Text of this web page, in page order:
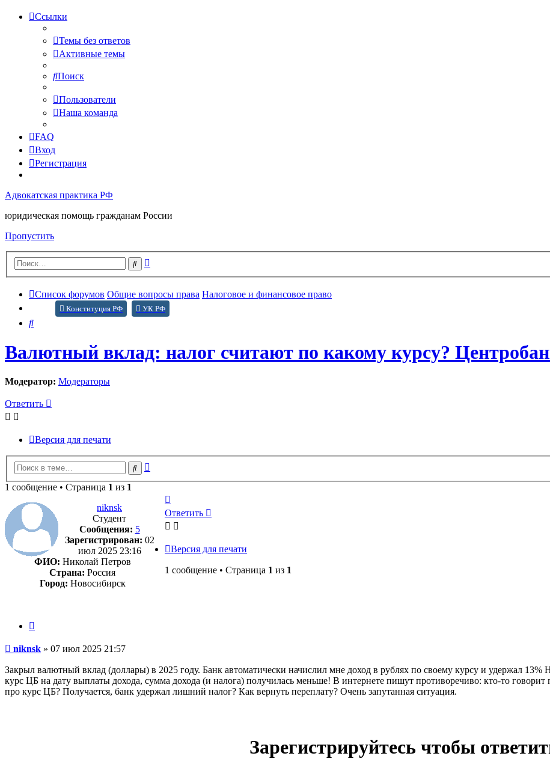
Ссылки
Темы без ответов
Активные темы
Поиск
Пользователи
Наша команда
FAQ
Вход
Регистрация
Адвокатская практика РФ
юридическая помощь гражданам России
Пропустить
Поиск
Список форумов Общие вопросы права Налоговое и финансовое право
Конституция РФ УК РФ
Поиск
Валютный вклад: налог считают по какому курсу?
Модератор: Модераторы
Ответить
Версия для печати
Поиск
1 сообщение • Страница 1 из 1
niknsk
Студент
Сообщения: 5
Зарегистрирован: 02
июл 2025 23:16
ФИО: Николай Петров
Страна: Россия
Город: Новосибирск
Сообщение
niknsk » 07 июл 2025 21:57
Закрыл валютный вклад (доллары) в 2025 году. Банк автоматически начислил мне доход в рублях по своему курсу и удержал
курс ЦБ на дату выплаты дохода, сумма дохода (и налога) получилась меньше! В интернете пишут противоречиво: кто-то
про курс ЦБ? Получается, банк удержал лишний налог? Как вернуть переплату? Очень запутанная ситуация.
к
началу
Ответить
Версия для печати
1 сообщение • Страница 1 из 1
Зарегистрируйтесь чтобы